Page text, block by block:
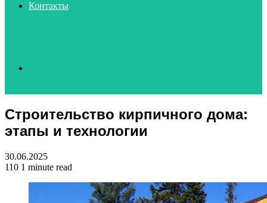
Контакты
for
Строительство кирпичного дома:
этапы и технологии
30.06.2025
110 1 minute read